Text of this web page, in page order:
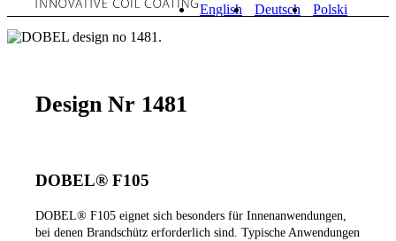
Design Nr 1481
DOBEL® F105
DOBEL® F105 eignet sich besonders für Innenanwendungen,
bei denen Brandschütz erforderlich sind. Typische Anwendungen